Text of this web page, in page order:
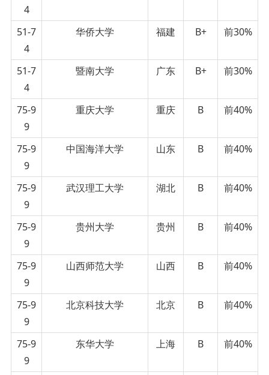
4
51-7
4
华侨大学 福建 B+ 前30%
51-7
4
暨南大学 广东 B+ 前30%
75-9
9
重庆大学 重庆 B 前40%
75-9
9
中国海洋大学 山东 B 前40%
75-9
9
武汉理工大学 湖北 B 前40%
75-9
9
贵州大学 贵州 B 前40%
75-9
9
山西师范大学 山西 B 前40%
75-9
9
北京科技大学 北京 B 前40%
75-9
9
东华大学 上海 B 前40%